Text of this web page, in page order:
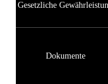
Gesetzliche
Dokumente